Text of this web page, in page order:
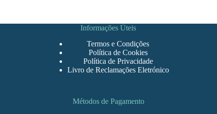
Informações Úteis
Termos e Condições
Política de Cookies
Política de Privacidade
Livro de Reclamações Eletrónico
Métodos de Pagamento